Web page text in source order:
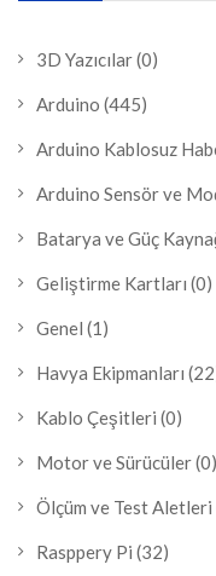
3D Yazıcılar(0)
Arduino (445)
Arduino Kablosuz
Arduino Sensör ve
Batarya ve Güç
Geliştirme Kartları (0)
Genel (1)
Havya Ekipmanları
Kablo Çeşitleri (0)
Motor ve Sürücüler(0)
Ölçüm ve Test Aletleri
Rasppery Pi (32)